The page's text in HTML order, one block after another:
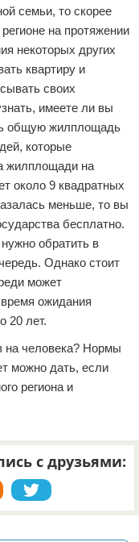
семьи, то скорее
на протяжении
некоторых других
квартиру и
своих
имеете ли вы
общую жилплощадь
которые
жилплощади на
около 9 квадратных
меньше, то вы
бесплатно.
обратить в
Однако стоит
может
ожидания
20 лет.
на человека? Нормы
можно дать, если
региона и
с друзьями: